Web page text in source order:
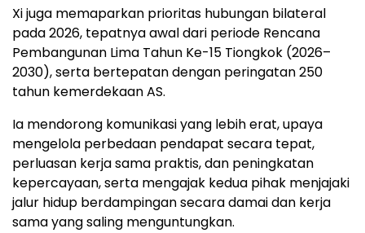
Xi juga memaparkan prioritas hubungan bilateral
pada 2026, tepatnya awal dari periode Rencana
Pembangunan Lima Tahun Ke-15 Tiongkok (2026–
2030), serta bertepatan dengan peringatan 250
tahun kemerdekaan AS.
Ia mendorong komunikasi yang lebih erat, upaya
mengelola perbedaan pendapat secara tepat,
perluasan kerja sama praktis, dan peningkatan
kepercayaan, serta mengajak kedua pihak menjajaki
jalur hidup berdampingan secara damai dan kerja
sama yang saling menguntungkan.